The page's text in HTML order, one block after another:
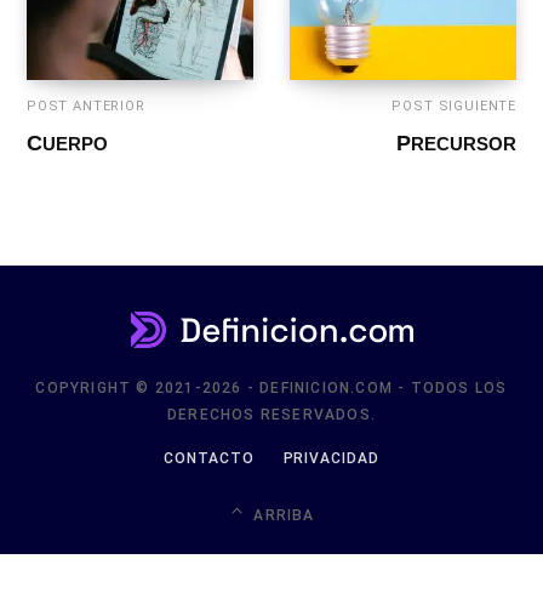
POST ANTERIOR
CUERPO
POST SIGUIENTE
PRECURSOR
COPYRIGHT © 2021-2026 - DEFINICION.COM - TODOS LOS
DERECHOS RESERVADOS.
CONTACTO PRIVACIDAD
ARRIBA